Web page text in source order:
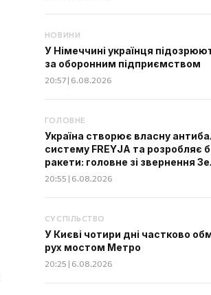
НОВИНИ
У Німеччині українця
за оборонним підприємством
20:57 | 6.08.2026
ГОЛОВНЕ
Україна створює власну
систему FREYJA та розробляє
ракети: головне зі звернення
20:55 | 6.08.2026
СУСПІЛЬСТВО
У Києві чотири дні частково
рух мостом Метро
20:25 | 6.08.2026